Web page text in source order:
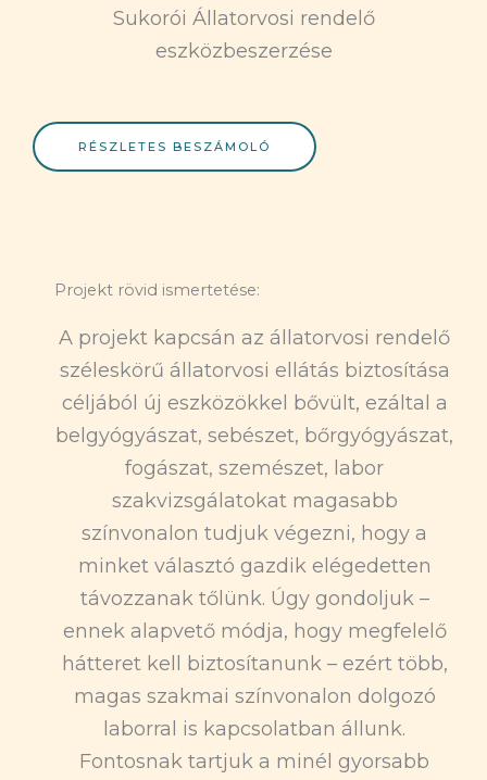
Sukorói Állatorvosi rendelő
eszközbeszerzése
RÉSZLETES BESZÁMOLÓ
Projekt rövid ismertetése:
A projekt kapcsán az állatorvosi rendelő
széleskörű állatorvosi ellátás biztosítása
céljából új eszközökkel bővült, ezáltal a
belgyógyászat, sebészet, bőrgyógyászat,
fogászat, szemészet, labor
szakvizsgálatokat magasabb
színvonalon tudjuk végezni, hogy a
minket választó gazdik elégedetten
távozzanak tőlünk. Úgy gondoljuk –
ennek alapvető módja, hogy megfelelő
hátteret kell biztosítanunk – ezért több,
magas szakmai színvonalon dolgozó
laborral is kapcsolatban állunk.
Fontosnak tartjuk a minél gyorsabb